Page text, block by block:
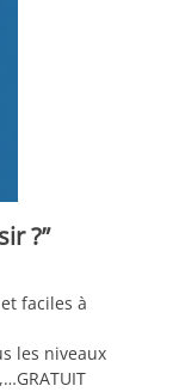
?”
faciles à
les niveaux